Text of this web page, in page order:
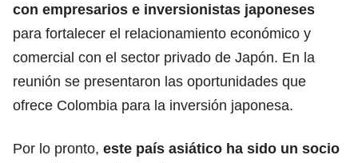
con empresarios e inversionistas japoneses
para fortalecer el relacionamiento económico y
comercial con el sector privado de Japón. En la
reunión se presentaron las oportunidades que
ofrece Colombia para la inversión japonesa.
Por lo pronto, este país asiático ha sido un socio